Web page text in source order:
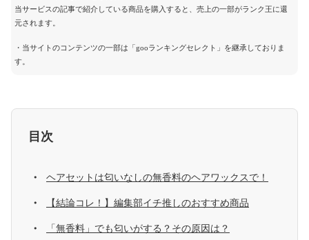
当サービスの記事で紹介している商品を購入すると、売上の一部がランク王に還
元されます。
・当サイトのコンテンツの一部は「gooランキングセレクト」を継承しておりま
す。
目次
ヘアセットは匂いなしの無香料のヘアワックスで！
【結論コレ！】編集部イチ推しのおすすめ商品
「無香料」でも匂いがする？その原因は？